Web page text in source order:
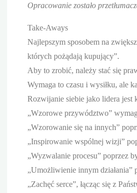
Opracowanie zostało
Take-Aways
Najlepszym sposobem na
których pożądają kupujący”.
Aby to zrobić, należy stać się
Wymaga to czasu i wysiłku, ale
Rozwijanie siebie jako lidera jest
„Wzorowe przywództwo”
„Wzorowanie się na innych”
„Inspirowanie wspólnej wizji”
„Wyzwalanie procesu” poprzez
„Umożliwienie innym działania”
„Zachęć serce”, łącząc się z